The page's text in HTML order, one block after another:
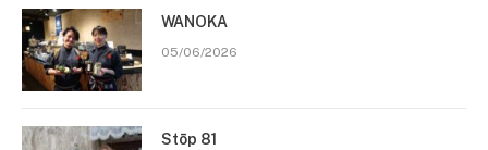
WANOKA
05/06/2026
Stōp 81